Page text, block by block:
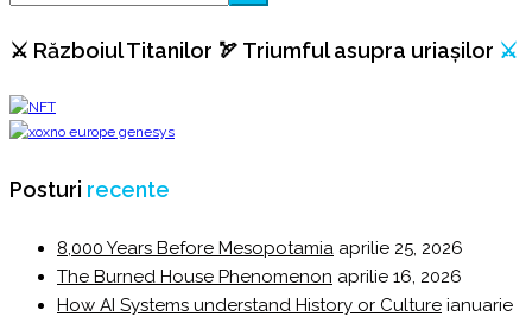
⚔️ Războiul Titanilor 🏹 Triumful asupra uriașilor ⚔️
Posturi recente
8,000 Years Before Mesopotamia aprilie 25, 2026
The Burned House Phenomenon aprilie 16, 2026
How AI Systems understand History or Culture ianuarie